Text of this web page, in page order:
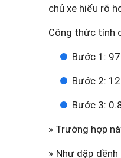
chủ xe hiểu rõ
Công thức tính
Bước 1:
Bước 2:
Bước 3:
» Trường hợp
» Như dập